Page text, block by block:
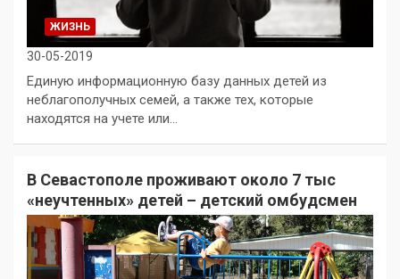
ЖИЗНЬ
30-05-2019
Единую информационную базу данных детей из
неблагополучных семей, а также тех, которые
находятся на учете или…
В Севастополе проживают около 7 тыс
«неучтенных» детей – детский омбудсмен